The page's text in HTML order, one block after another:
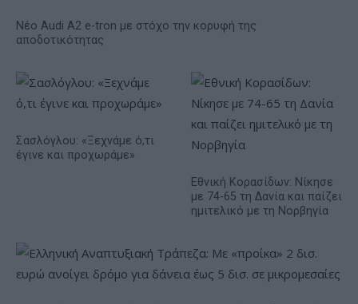
Νέο Audi A2 e-tron με στόχο την κορυφή της
αποδοτικότητας
Σασλόγλου: «Ξεχνάμε ό,τι
έγινε και προχωράμε»
Εθνική Κορασίδων: Νίκησε
με 74-65 τη Δανία και παίζει
ημιτελικό με τη Νορβηγία